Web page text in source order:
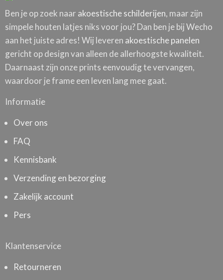
Ben je op zoek naar akoestische schilderijen, maar zijn
simpele houten latjes niks voor jou? Dan ben je bij Wecho
aan het juiste adres! Wij leveren akoestische panelen
gericht op design van alleen de allerhoogste kwaliteit.
Daarnaast zijn onze prints eenvoudig te vervangen,
waardoor je frame een leven lang mee gaat.
Informatie
Over ons
FAQ
Kennisbank
Verzending en bezorging
Zakelijk account
Pers
Klantenservice
Retourneren